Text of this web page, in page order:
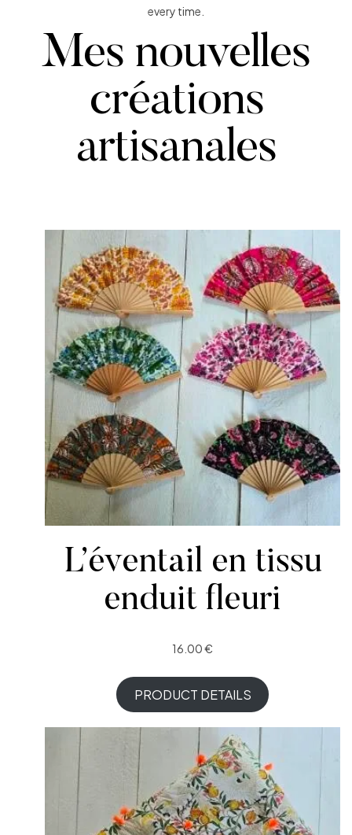
every time.
Mes nouvelles
créations
artisanales
L’éventail en tissu
enduit fleuri
16.00€
PRODUCT DETAILS